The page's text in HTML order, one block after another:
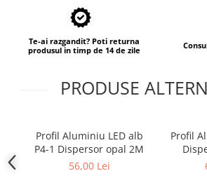
Profil Banda LED
Profil led aplicat
Profil led incastrat
Profil Led Rigips
Te-ai razgandit? Poti returna
produsul in timp de 14 de zile
PRODUSE
Profil Aluminiu LED alb
P4-1 Dispersor opal 2M
56,00 Lei
Profil